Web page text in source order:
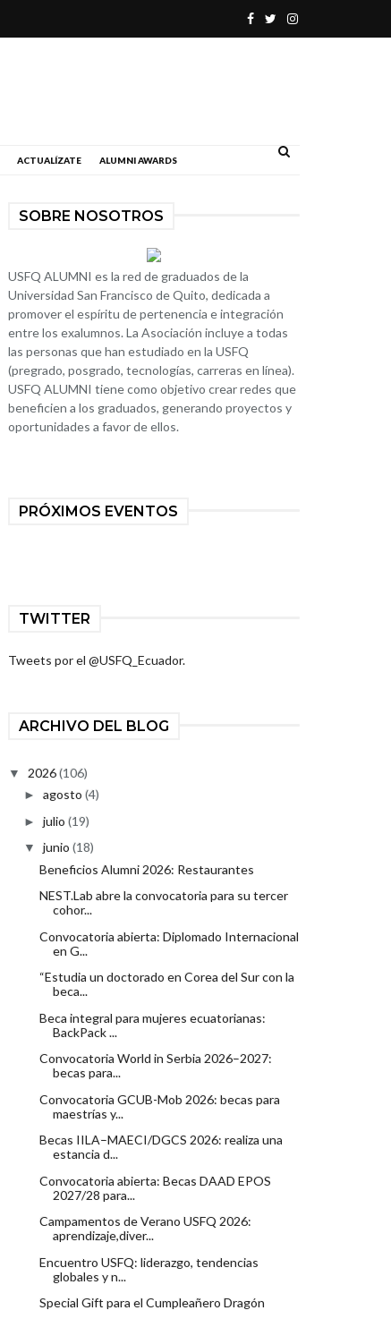
ACTUALÍZATE ALUMNI AWARDS
SOBRE NOSOTROS
USFQ ALUMNI es la red de graduados de la
Universidad San Francisco de Quito, dedicada a
promover el espíritu de pertenencia e integración
entre los exalumnos. La Asociación incluye a todas
las personas que han estudiado en la USFQ
(pregrado, posgrado, tecnologías, carreras en línea).
USFQ ALUMNI tiene como objetivo crear redes que
beneficien a los graduados, generando proyectos y
oportunidades a favor de ellos.
PRÓXIMOS EVENTOS
TWITTER
Tweets por el @USFQ_Ecuador.
ARCHIVO DEL BLOG
▼ 2026(106)
► agosto (4)
► julio (19)
▼ junio (18)
Beneficios Alumni 2026: Restaurantes
NEST.Lab abre la convocatoria para su tercer
cohor...
Convocatoria abierta: Diplomado Internacional
en G...
“Estudia un doctorado en Corea del Sur con la
beca...
Beca integral para mujeres ecuatorianas:
BackPack ...
Convocatoria World in Serbia 2026–2027:
becas para...
Convocatoria GCUB-Mob 2026: becas para
maestrías y...
Becas IILA–MAECI/DGCS 2026: realiza una
estancia d...
Convocatoria abierta: Becas DAAD EPOS
2027/28 para...
Campamentos de Verano USFQ 2026:
aprendizaje,diver...
Encuentro USFQ: liderazgo, tendencias
globales y n...
Special Gift para el Cumpleañero Dragón